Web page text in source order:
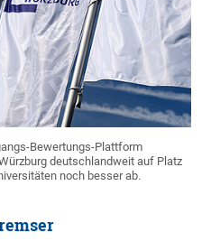
Bewertungs-Plattform
deutschlandweit auf Platz
noch besser ab.